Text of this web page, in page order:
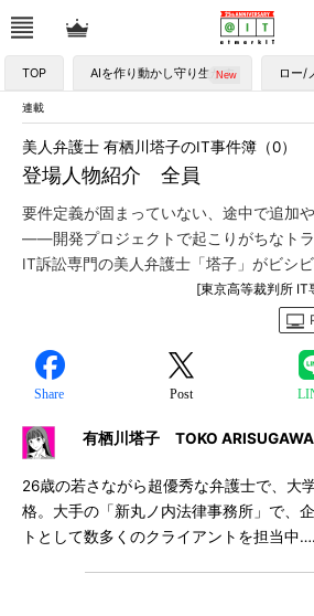
TOP AIを作り動かし守り生かす ロー/
連載
登場人物紹介 全員
美人弁護士 有栖川塔子のIT事件簿（0）
要件定義が固まっていない、途中で追加
――開発プロジェクトで起こりがちなトラ
IT訴訟専門の美人弁護士「塔子」がビシビ
[東京高等裁判所
Share Post
有栖川塔子 TOKO ARISUGAWA
26歳の若さながら超優秀な弁護士で、大
格。大手の「新丸ノ内法律事務所」で、
トとして数多くのクライアントを担当中